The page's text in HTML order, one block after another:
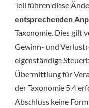
Teil führen diese
entsprechenden
Taxonomie. Dies gilt
Gewinn- und
eigenständige
Übermittlung für
der Taxonomie 5.4
Abschluss keine